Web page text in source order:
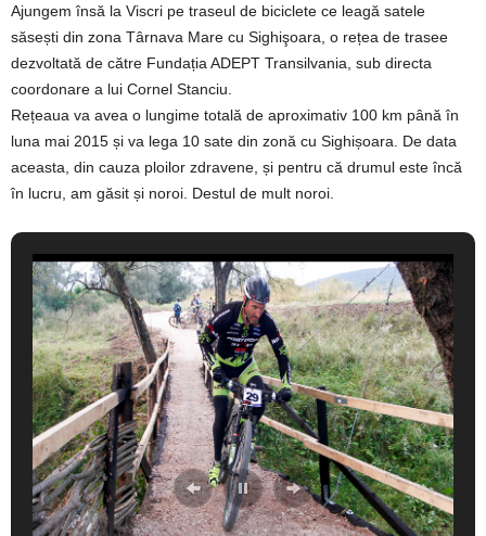
Ajungem însă la Viscri pe traseul de biciclete ce leagă satele
săsești din zona Târnava Mare cu Sighişoara, o rețea de trasee
dezvoltată de către Fundația ADEPT Transilvania, sub directa
coordonare a lui Cornel Stanciu.
Rețeaua va avea o lungime totală de aproximativ 100 km până în
luna mai 2015 și va lega 10 sate din zonă cu Sighișoara. De data
aceasta, din cauza ploilor zdravene, și pentru că drumul este încă
în lucru, am găsit și noroi. Destul de mult noroi.